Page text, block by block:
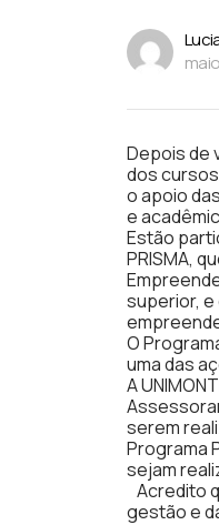
Depois de
dos
o apoio
e
Estão
PRISMA,
superior,
O
uma das
A
serem
Programa
sejam
Acredito
gestão e